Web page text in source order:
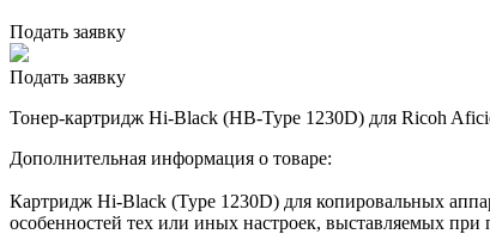
Подать заявку
Подать заявку
Тонер-картридж Hi-Black (HB-Type 1230D) для Ricoh
Дополнительная информация о товаре:
Картридж Hi-Black (Type 1230D) для копировальных
особенностей тех или иных настроек, выставляемых при